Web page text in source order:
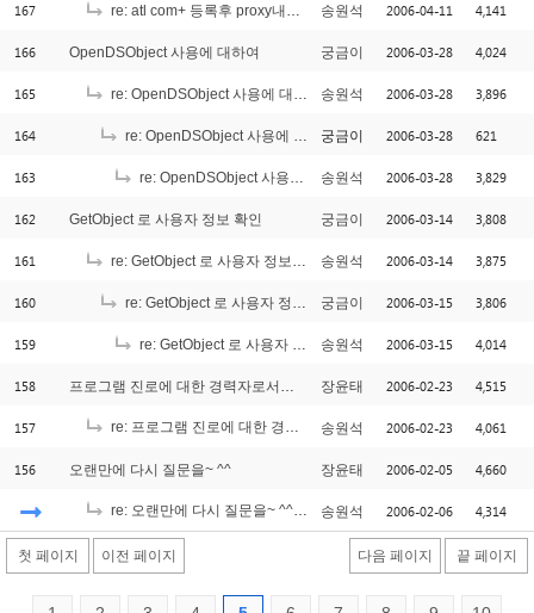
167 re: atl com+ 등록후 proxy내보내기...관련해서요. 송원석 2006-04-11 4,141
166 OpenDSObject 사용에 대하여 궁금이 2006-03-28 4,024
165 re: OpenDSObject 사용에 대하여 송원석 2006-03-28 3,896
164 re: OpenDSObject 사용에 대하여 궁금이 2006-03-28 621
163 re: OpenDSObject 사용에 대하여 송원석 2006-03-28 3,829
162 GetObject 로 사용자 정보 확인 궁금이 2006-03-14 3,808
161 re: GetObject 로 사용자 정보 확인 송원석 2006-03-14 3,875
160 re: GetObject 로 사용자 정보 확인 궁금이 2006-03-15 3,806
159 re: GetObject 로 사용자 정보 확인 송원석 2006-03-15 4,014
158 프로그램 진로에 대한 경력자로서의 조언을 부탁드립니다. 장윤태 2006-02-23 4,515
157 re: 프로그램 진로에 대한 경력자로서의 조언을 부탁드립니다. [3]
송원석 2006-02-23 4,061
156 오랜만에 다시 질문을~ ^^ 장윤태 2006-02-05 4,660
re: 오랜만에 다시 질문을~ ^^ 송원석 2006-02-06 4,314
첫 페이지 이전 페이지 다음 페이지 끝 페이지